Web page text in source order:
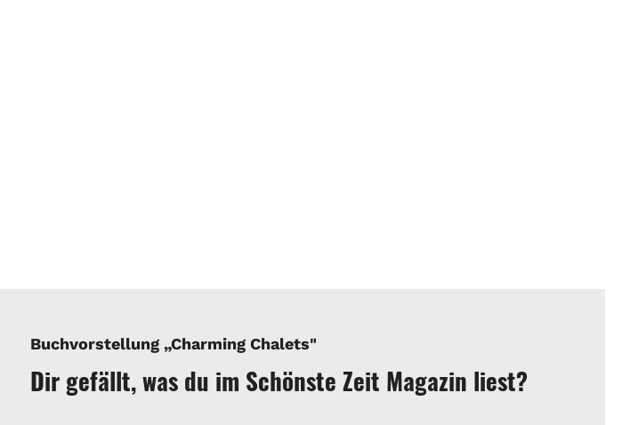
Buchvorstellung „Charming Chalets"
Dir gefällt, was du im Schönste Zeit Magazin liest?